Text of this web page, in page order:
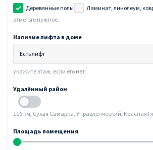
Деревянные полы
Ламинат, линолеум,
отметьте нужное
Наличие лифта в доме
Есть лифт
укажите этаж, если его нет
Удалённый район
116 км, Сухая Самарка, Управленческий, Красная
Площадь помещения